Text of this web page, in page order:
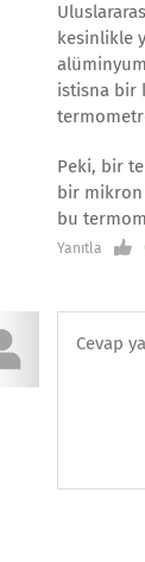
kesinlikle
istisna bir
Peki, bir
bir mikron
bu
Yanıtla